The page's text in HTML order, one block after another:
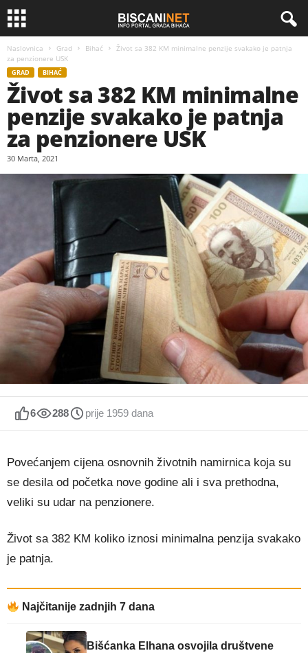
Naslovnica Grad Bihać
Život sa 382 KM minimalne penzije svakako je patnja
za penzionere USK
GRAD BIHAĆ
Život sa 382 KM minimalne
penzije svakako je patnja
za penzionere USK
30 Marta, 2021
6 288 prije 1959 dana
Povećanjem cijena osnovnih životnih namirnica koja su
se desila od početka nove godine ali i sva prethodna,
veliki su udar na penzionere.
Život sa 382 KM koliko iznosi minimalna penzija svakako
je patnja.
Najčitanije zadnjih 7 dana
Bišćanka Elhana osvojila društvene